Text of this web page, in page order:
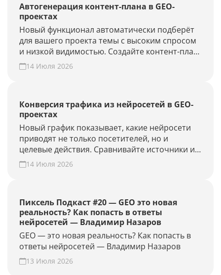
Автогенерация контент-плана в GEO-
проектах
Новый функционал автоматически подберёт
для вашего проекта темы с высоким спросом
и низкой видимостью. Создайте контент-план
за несколько минут и повысьте присутствие
вашего бренда и сайта в ответах нейросетей.
14 Июля 2026
Конверсия трафика из нейросетей в GEO-
проектах
Новый график показывает, какие нейросети
приводят не только посетителей, но и
целевые действия. Сравнивайте источники и
периоды, находите точки роста. Создайте
GEO-проект и проверьте конверсию своего
14 Июля 2026
Пиксель Подкаст #20 — GEO это новая
реальность? Как попасть в ответы
нейросетей — Владимир Назаров
GEO — это новая реальность? Как попасть в
ответы нейросетей — Владимир Назаров
13 Июля 2026